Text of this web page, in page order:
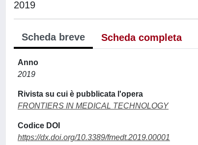
2019
Scheda breve Scheda completa
Anno
2019
Rivista su cui è pubblicata l'opera
FRONTIERS IN MEDICAL TECHNOLOGY
Codice DOI
https://dx.doi.org/10.3389/fmedt.2019.00001